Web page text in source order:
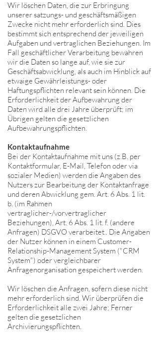
Wir löschen Daten, die zur Erbringung
unserer satzungs- und geschäftsmäßigen
Zwecke nicht mehr erforderlich sind. Dies
bestimmt sich entsprechend der jeweiligen
Aufgaben und vertraglichen Beziehungen. Im
Fall geschäftlicher Verarbeitung bewahren
wir die Daten so lange auf, wie sie zur
Geschäftsabwicklung, als auch im Hinblick auf
etwaige Gewährleistungs- oder
Haftungspflichten relevant sein können. Die
Erforderlichkeit der Aufbewahrung der
Daten wird alle drei Jahre überprüft; im
Übrigen gelten die gesetzlichen
Aufbewahrungspflichten.
Kontaktaufnahme
Bei der Kontaktaufnahme mit uns (z.B. per
Kontaktformular, E-Mail, Telefon oder via
sozialer Medien) werden die Angaben des
Nutzers zur Bearbeitung der Kontaktanfrage
und deren Abwicklung gem. Art. 6 Abs. 1 lit.
b. (im Rahmen
vertraglicher-/vorvertraglicher
Beziehungen), Art. 6 Abs. 1 lit. f. (andere
Anfragen) DSGVO verarbeitet.. Die Angaben
der Nutzer können in einem Customer-
Relationship-Management System ("CRM
System") oder vergleichbarer
Anfragenorganisation gespeichert werden.
Wir löschen die Anfragen, sofern diese nicht
mehr erforderlich sind. Wir überprüfen die
Erforderlichkeit alle zwei Jahre; Ferner
gelten die gesetzlichen
Archivierungspflichten.